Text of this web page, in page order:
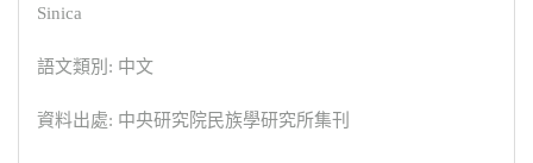
Sinica
語文類別: 中文
資料出處: 中央研究院民族學研究所集刊